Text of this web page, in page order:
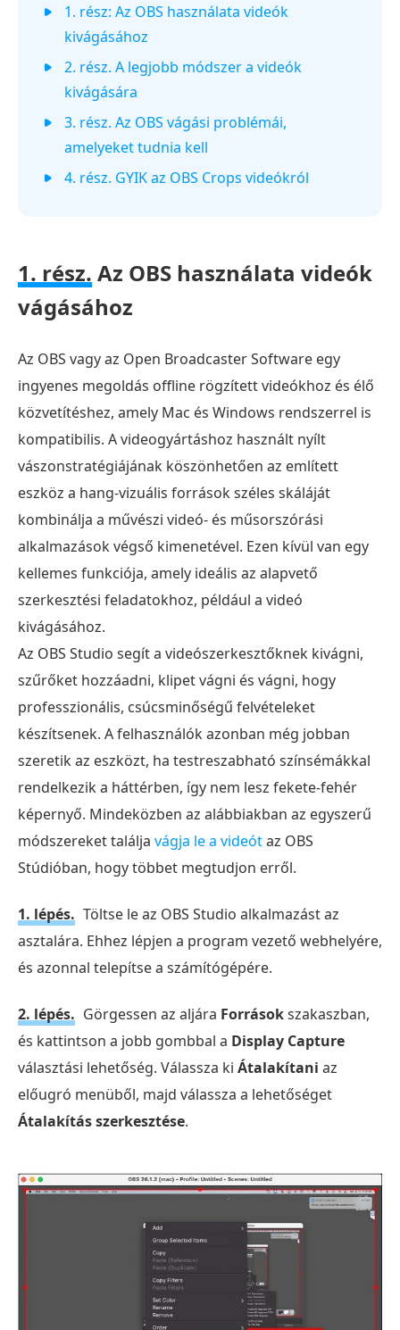
1. rész: Az OBS használata videók
kivágásához
2. rész. A legjobb módszer a videók
kivágására
3. rész. Az OBS vágási problémái,
amelyeket tudnia kell
4. rész. GYIK az OBS Crops videókról
1. rész. Az OBS használata videók
vágásához
Az OBS vagy az Open Broadcaster Software egy
ingyenes megoldás offline rögzített videókhoz és élő
közvetítéshez, amely Mac és Windows rendszerrel is
kompatibilis. A videogyártáshoz használt nyílt
vászonstratégiájának köszönhetően az említett
eszköz a hang-vizuális források széles skáláját
kombinálja a művészi videó- és műsorszórási
alkalmazások végső kimenetével. Ezen kívül van egy
kellemes funkciója, amely ideális az alapvető
szerkesztési feladatokhoz, például a videó
kivágásához.
Az OBS Studio segít a videószerkesztőknek kivágni,
szűrőket hozzáadni, klipet vágni és vágni, hogy
professzionális, csúcsminőségű felvételeket
készítsenek. A felhasználók azonban még jobban
szeretik az eszközt, ha testreszabható színsémákkal
rendelkezik a háttérben, így nem lesz fekete-fehér
képernyő. Mindeközben az alábbiakban az egyszerű
módszereket találja vágja le a videótaz OBS
Stúdióban, hogy többet megtudjon erről.
1. lépés. Töltse le az OBS Studio alkalmazást az
asztalára. Ehhez lépjen a program vezető webhelyére,
és azonnal telepítse a számítógépére.
2. lépés. Görgessen az aljára Forrásokszakaszban,
és kattintson a jobb gombbal a Display Capture
választási lehetőség. Válassza ki Átalakítani az
előugró menüből, majd válassza a lehetőséget
Átalakítás szerkesztése.